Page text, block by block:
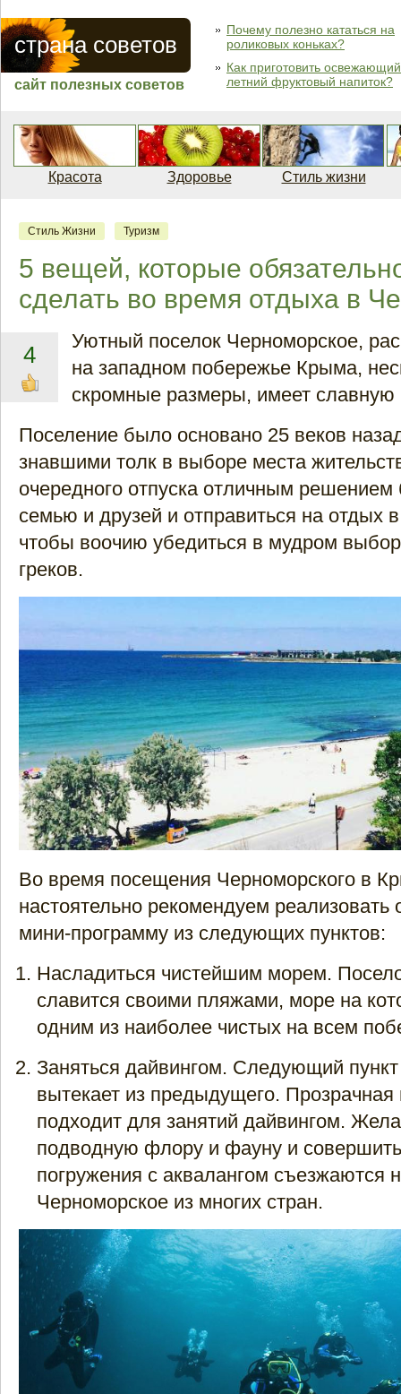
страна советов
сайт полезных советов
Почему полезно кататься на
роликовых коньках?
Как приготовить освежающий
летний фруктовый напиток?
Красота Здоровье Стиль жизни
Стиль Жизни Туризм
5 вещей, которые
сделать во время отдыха в
4
Уютный поселок Черноморское,
на западном побережье Крыма,
скромные размеры, имеет славную
Поселение было основано 25 веков
знавшими толк в выборе места
очередного отпуска отличным решением
семью и друзей и отправиться на отдых
чтобы воочию убедиться в мудром
греков.
Во время посещения Черноморского в
настоятельно рекомендуем реализовать
мини-программу из следующих пунктов:
Насладиться чистейшим морем.
славится своими пляжами, море на
одним из наиболее чистых на всем
Заняться дайвингом. Следующий пункт
вытекает из предыдущего.
подходит для занятий дайвингом.
подводную флору и фауну и
погружения с аквалангом съезжаются
Черноморское из многих стран.